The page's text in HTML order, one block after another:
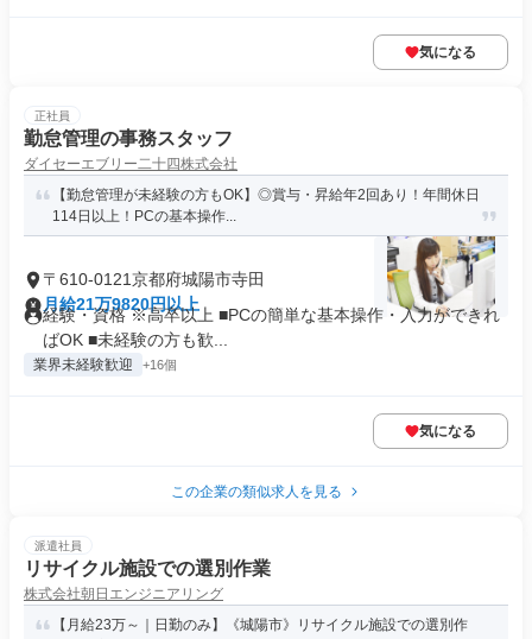
気になる
正社員
勤怠管理の事務スタッフ
ダイセーエブリー二十四株式会社
【勤怠管理が未経験の方もOK】◎賞与・昇給年2回あり！年間休日
114日以上！PCの基本操作...
〒610-0121京都府城陽市寺田
月給21万9820円以上
経験・資格 ※高卒以上 ■PCの簡単な基本操作・入力ができれ
ばOK ■未経験の方も歓...
業界未経験歓迎 +16個
気になる
この企業の類似求人を見る
派遣社員
リサイクル施設での選別作業
株式会社朝日エンジニアリング
【月給23万～｜日勤のみ】《城陽市》リサイクル施設での選別作